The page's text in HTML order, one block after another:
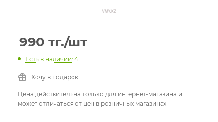
990 тг./шт
Есть в наличии: 4
Хочу в подарок
Цена действительна только для интернет-магазина и
может отличаться от цен в розничных магазинах